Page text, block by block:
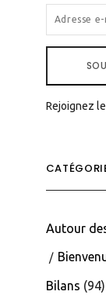
ADRESSE
E-
Rejoignez
Autour
Bilans (94)